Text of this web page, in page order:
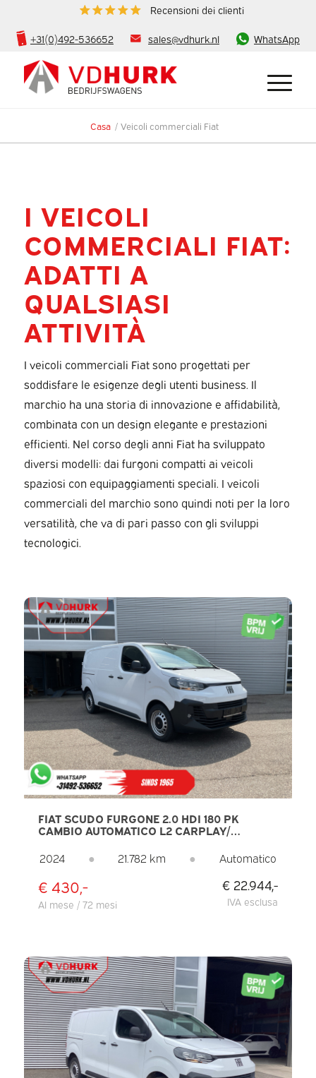
Recensioni dei clienti
+31(0)492-536652 sales@vdhurk.nl WhatsApp
Casa / Veicoli commerciali Fiat
I VEICOLI
COMMERCIALI FIAT:
ADATTI A
QUALSIASI
ATTIVITÀ
I veicoli commerciali Fiat sono progettati per
soddisfare le esigenze degli utenti business. Il
marchio ha una storia di innovazione e affidabilità,
combinata con un design elegante e prestazioni
efficienti. Nel corso degli anni Fiat ha sviluppato
diversi modelli: dai furgoni compatti ai veicoli
spaziosi con equipaggiamenti speciali. I veicoli
commerciali del marchio sono quindi noti per la loro
versatilità, che va di pari passo con gli sviluppi
tecnologici.
FIAT SCUDO FURGONE 2.0 HDI 180 PK
CAMBIO AUTOMATICO L2 CARPLAY/
PARCHEGGIO/ CRUISE CONTROL/ ARIA
CONDIZIONATA
2024 ● 21.782 km ● Automatico
€ 430,-
Al mese / 72 mesi
€ 22.944,-
IVA esclusa